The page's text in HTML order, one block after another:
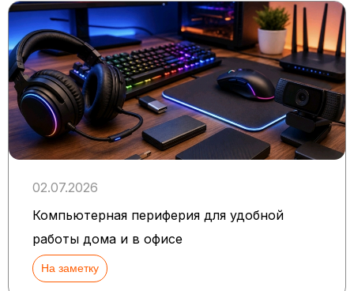
02.07.2026
Компьютерная периферия для удобной
работы дома и в офисе
На заметку